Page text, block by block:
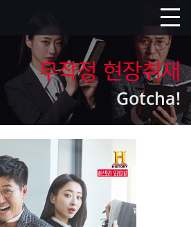
무작정 현장취재
Gotcha!